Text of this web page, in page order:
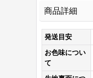
商品詳細
発送目安
お色味につい
て